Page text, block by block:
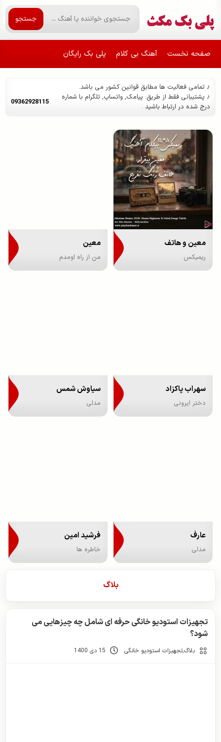
جستجو
صفحه نخست آهنگ بی کلام پلی بک رایگان
♪ تمامی فعالیت ها مطابق قوانین کشور می باشد.
♪ پشتیبانی فقط از طریق: پیامک, واتساپ, تلگرام با شماره
درج شده در ارتباط باشید .
09362928115
معین و هاتف
ریمیکس
معین
من از راه اومدم
سهراب پاکزاد
دختر ایرونی
سیاوش شمس
مدلی
عارف
مدلی
فرشید امین
خاطره ها
بلاگ
تجهیزات استودیو خانگی حرفه ای شامل چه چیزهایی می
شود؟
بلاگ,تجهیزات استودیو خانگی 15 دی 1400